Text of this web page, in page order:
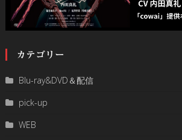
カテゴリー
Blu-ray&DVD＆配信
pick-up
WEB